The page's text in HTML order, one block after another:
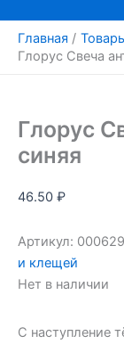
Главная
Глорус Свеча
Глорус
синяя
46.50 ₽
Артикул:
и клещей
Нет в наличии
С наступление